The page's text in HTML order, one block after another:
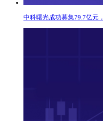
中科曙光成功募集79.7亿元